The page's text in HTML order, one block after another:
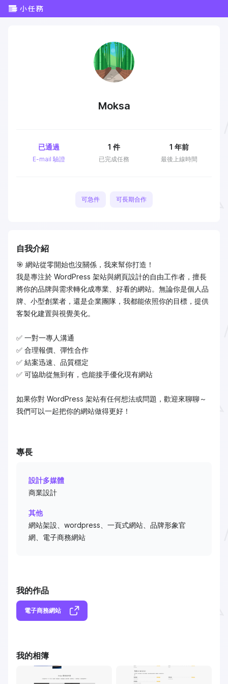
Moksa
E-mail 驗證
已通過
已完成任務
1 件
最後上線時間
1 年前
可急件 可長期合作
自我介紹
🎯 網站從零開始也沒關係，我來幫你打造！
我是專注於 WordPress 架站與網頁設計的自由工作者，擅長
將你的品牌與需求轉化成專業、好看的網站。無論你是個人品
牌、小型創業者，還是企業團隊，我都能依照你的目標，提供
客製化建置與視覺美化。
✅ 一對一專人溝通
✅ 合理報價、彈性合作
✅ 結案迅速、品質穩定
✅ 可協助從無到有，也能接手優化現有網站
如果你對 WordPress 架站有任何想法或問題，歡迎來聊聊～
我們可以一起把你的網站做得更好！
專長
設計多媒體
商業設計
其他
網站架設、wordpress、一頁式網站、品牌形象官
網、電子商務網站
我的作品
電子商務網站
我的相簿